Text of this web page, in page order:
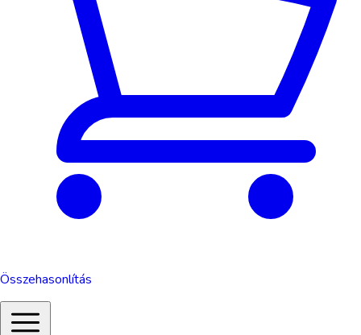
Összehasonlítás